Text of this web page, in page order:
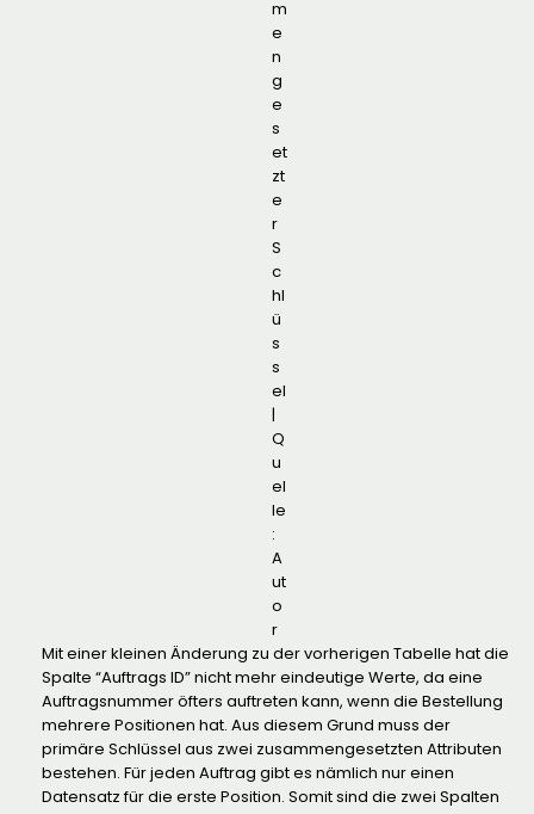
m
e
n
g
e
s
et
zt
e
r
S
c
hl
ü
s
s
el
|
Q
u
el
le
:
A
ut
o
r
Mit einer kleinen Änderung zu der vorherigen Tabelle hat die
Spalte “Auftrags ID” nicht mehr eindeutige Werte, da eine
Auftragsnummer öfters auftreten kann, wenn die Bestellung
mehrere Positionen hat. Aus diesem Grund muss der
primäre Schlüssel aus zwei zusammengesetzten Attributen
bestehen. Für jeden Auftrag gibt es nämlich nur einen
Datensatz für die erste Position. Somit sind die zwei Spalten